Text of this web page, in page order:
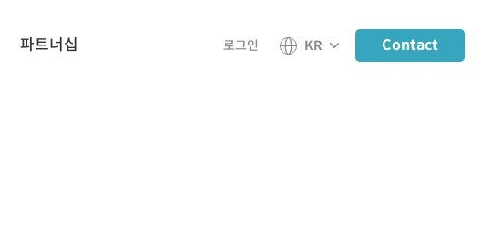
파트너십 로그인 KR Contact